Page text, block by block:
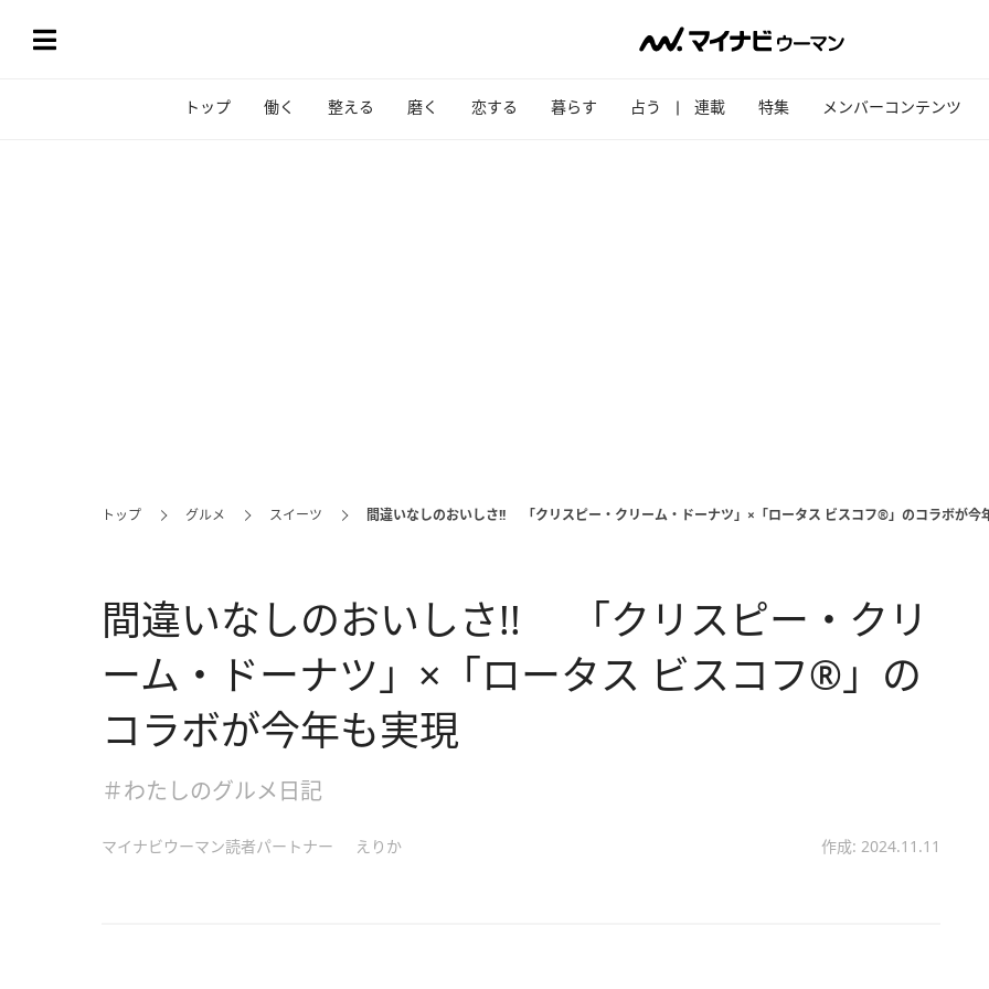
トップ 働く 整える 磨く 恋する 暮らす 占う 連載 特集 メンバーコンテンツ
トップ グルメ スイーツ 間違いなしのおいしさ!! 「クリスピー・クリーム・ドーナツ」×「ロータス ビスコフ®」のコラボが今
間違いなしのおいしさ!! 「クリスピー・クリ
ーム・ドーナツ」×「ロータス ビスコフ®」の
コラボが今年も実現
＃わたしのグルメ日記
マイナビウーマン読者パートナー えりか 作成: 2024.11.11